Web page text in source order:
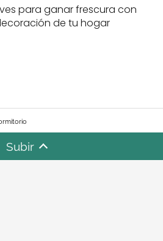
para ganar frescura con
de tu hogar
Subir